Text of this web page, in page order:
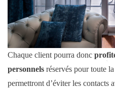
Chaque client pourra donc
personnels réservés pour toute
permettront d’éviter les contacts